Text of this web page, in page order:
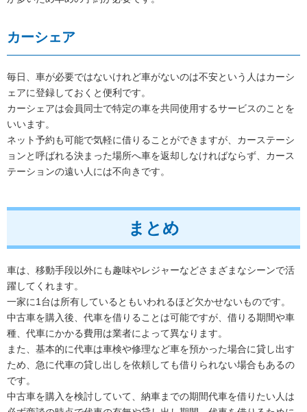
カーシェア
毎日、車が必要ではないけれど車がないのは不安という人はカーシ
ェアに登録しておくと便利です。
カーシェアは会員同士で特定の車を共同使用するサービスのことを
いいます。
ネット予約も可能で気軽に借りることができますが、カーステーシ
ョンと呼ばれる決まった場所へ車を返却しなければならず、カース
テーションの遠い人には不向きです。
まとめ
車は、移動手段以外にも趣味やレジャーなどさまざまなシーンで活
躍してくれます。
一家に1台は所有しているともいわれるほど欠かせないものです。
中古車を購入後、代車を借りることは可能ですが、借りる期間や車
種、代車にかかる費用は業者によって異なります。
また、基本的に代車は車検や修理など車を預かった場合に貸し出す
ため、急に代車の貸し出しを依頼しても借りられない場合もあるの
です。
中古車を購入を検討していて、納車までの期間代車を借りたい人は